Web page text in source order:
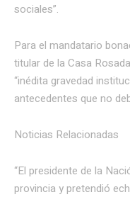
sociales”.
Para el mandatario
titular de la Casa
“inédita gravedad
antecedentes que no
Noticias Relacionadas
“El presidente de la
provincia y pretendió